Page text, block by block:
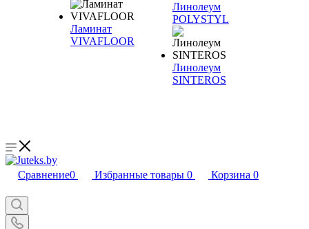
Ламинат
VIVAFLOOR
Линолеум
POLYSTYL
Линолеум
SINTEROS
Сравнение0 Избранные товары 0 Корзина 0